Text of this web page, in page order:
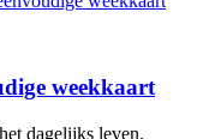
weekkaart
dagelijks leven.